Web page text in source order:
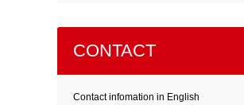
CONTACT
Contact infomation in English